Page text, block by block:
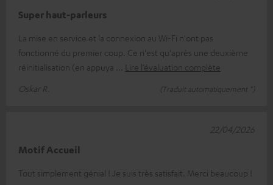
Super haut-parleurs
La mise en service et la connexion au Wi-Fi n'ont pas
fonctionné du premier coup. Ce n'est qu'après une deuxième
réinitialisation (en appuya
Lire l’évaluation complète
Oskar R.
(Traduit automatiquement *)
Motif Accueil
Tout simplement génial ! Je suis très satisfait. Merci beaucoup !
22/04/2026